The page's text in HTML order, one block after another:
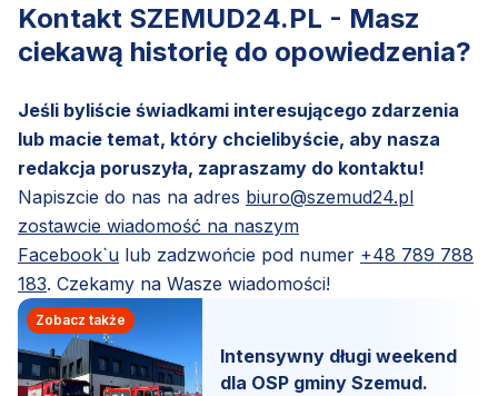
Kontakt SZEMUD24.PL - Masz
ciekawą historię do opowiedzenia?
Jeśli byliście świadkami interesującego zdarzenia
lub macie temat, który chcielibyście, aby nasza
redakcja poruszyła, zapraszamy do kontaktu!
Napiszcie do nas na adres biuro@szemud24.pl
zostawcie wiadomość na naszym
Facebook`u lub zadzwońcie pod numer +48 789 788
183. Czekamy na Wasze wiadomości!
Zobacz także
Intensywny długi weekend
dla OSP gminy Szemud.